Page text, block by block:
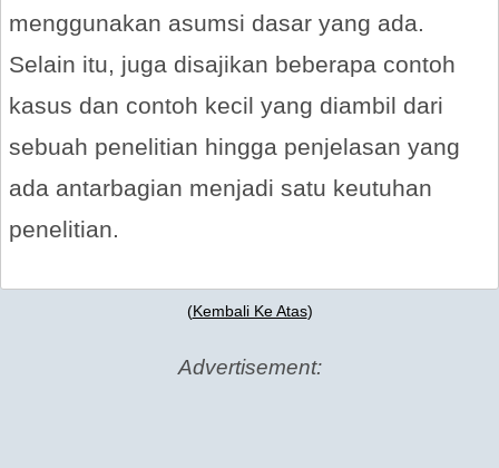
menggunakan asumsi dasar yang ada.
Selain itu, juga disajikan beberapa contoh
kasus dan contoh kecil yang diambil dari
sebuah penelitian hingga penjelasan yang
ada antarbagian menjadi satu keutuhan
penelitian.
(Kembali Ke Atas)
Advertisement: